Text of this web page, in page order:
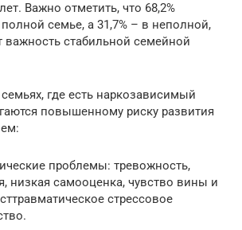
Важно отметить, что 68,2%
семье, а 31,7% – в неполной,
важность стабильной семейной
где есть наркозависимый
повышенному риску развития
проблемы: тревожность,
низкая самооценка, чувство вины и
стрессовое